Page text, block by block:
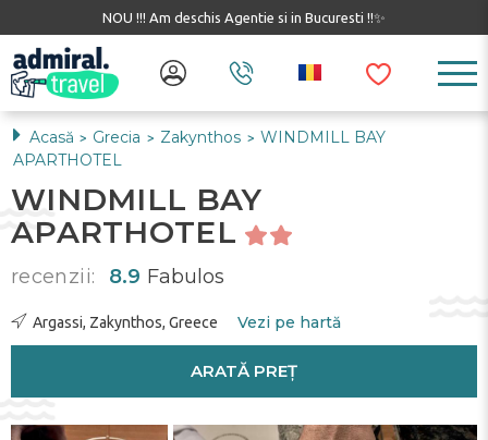
NOU !!! Am deschis Agentie si in Bucuresti !!✨
Acasă > Grecia > Zakynthos > WINDMILL BAY
APARTHOTEL
WINDMILL BAY
APARTHOTEL
recenzii: 8.9 Fabulos
Argassi, Zakynthos, Greece Vezi pe hartă
ARATĂ PREȚ